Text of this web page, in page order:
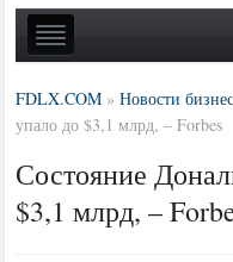
FDLX.COM »Новости
упало до $3,1 млрд, – Forbes
Состояние
$3,1 млрд, –